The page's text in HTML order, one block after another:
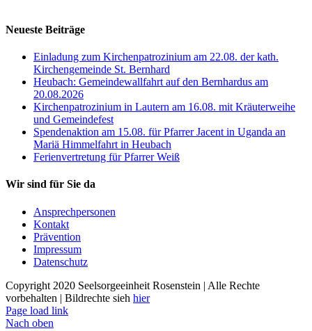
Neueste Beiträge
Einladung zum Kirchenpatrozinium am 22.08. der kath.
Kirchengemeinde St. Bernhard
Heubach: Gemeindewallfahrt auf den Bernhardus am
20.08.2026
Kirchenpatrozinium in Lautern am 16.08. mit Kräuterweihe
und Gemeindefest
Spendenaktion am 15.08. für Pfarrer Jacent in Uganda an
Mariä Himmelfahrt in Heubach
Ferienvertretung für Pfarrer Weiß
Wir sind für Sie da
Ansprechpersonen
Kontakt
Prävention
Impressum
Datenschutz
Copyright 2020 Seelsorgeeinheit Rosenstein | Alle Rechte
vorbehalten | Bildrechte sieh hier
Page load link
Nach oben